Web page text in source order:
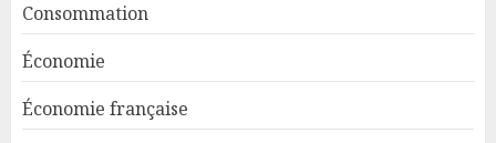
Consommation
Économie
Économie française